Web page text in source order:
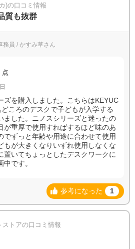
)の口コミ情報
質も抜群
務員 / かすみ草さん
点
ズを購入しました。こちらはKEYUC
ころのデスクで子どもが入学する
ました。ニノスシリーズと迷ったの
が重厚で使用すればするほど味のあ
でずっと年齢や用途に合わせて使用
もが大きくなりいずれ使用しなくな
置いてちょっとしたデスクワークに
です。
参考になった 1
ストアの口コミ情報